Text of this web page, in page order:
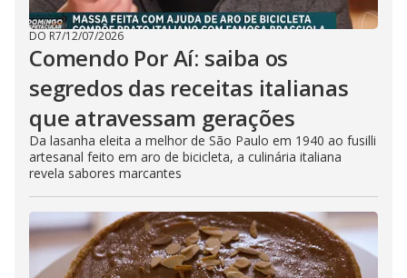
DO R7/12/07/2026
Comendo Por Aí: saiba os
segredos das receitas italianas
que atravessam gerações
Da lasanha eleita a melhor de São Paulo em 1940 ao fusilli
artesanal feito em aro de bicicleta, a culinária italiana
revela sabores marcantes